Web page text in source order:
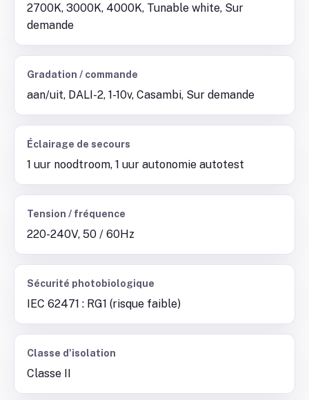
2700K, 3000K, 4000K, Tunable white, Sur
demande
Gradation / commande
aan/uit, DALI-2, 1-10v, Casambi, Sur demande
Éclairage de secours
1 uur noodtroom, 1 uur autonomie autotest
Tension / fréquence
220-240V, 50 / 60Hz
Sécurité photobiologique
IEC 62471 : RG1 (risque faible)
Classe d'isolation
Classe II